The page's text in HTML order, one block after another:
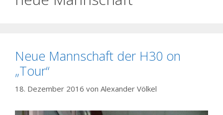
Neue Mannschaft der H30 on
„Tour“
18. Dezember 2016 von Alexander Völkel